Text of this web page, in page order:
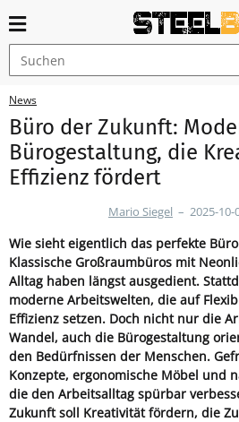
News
Büro der Zukunft:
Bürogestaltung, die
Effizienz fördert
Mario Siegel – 2025-10-
Wie sieht eigentlich das perfekte
Klassische Großraumbüros mit
Alltag haben längst ausgedient.
moderne Arbeitswelten, die auf
Effizienz setzen. Doch nicht nur die
Wandel, auch die Bürogestaltung
den Bedürfnissen der Menschen.
Konzepte, ergonomische Möbel und
die den Arbeitsalltag spürbar
Zukunft soll Kreativität fördern, die